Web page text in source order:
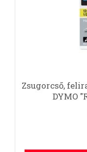
Zsugorcső,
DYMO